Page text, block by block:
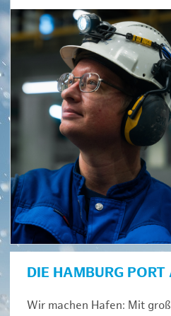
DIE HAMBURG
Wir machen Hafen: Mit